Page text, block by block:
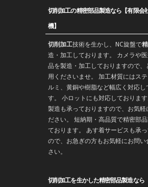
切削加工の精密部品製造なら【有限会
機】
切削加工技術を生かし、 NC旋盤で
造 ・加工しております。 カメラや
品を製造・加工しておりますので、
用くださいませ。 加工材質にはス
ルミ、黄銅や樹脂など幅広く対応し
す。 小ロットにも対応しておりま
製造 も承っておりますので、お気軽
ださい。 短納期・高品質で精密部品
ております。 あす着サービスも承
ので、お急ぎの方もお気軽にお問い
さい。
切削加工を生かした精密部品製造なら